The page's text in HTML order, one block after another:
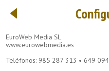
EuroWeb Media SL
www.eurowebmedia.es
Teléfonos: 985 287 313 • 649